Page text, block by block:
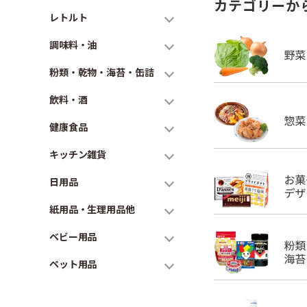
レトルト
調味料・油
粉類・乾物・海苔・缶詰
飲料・酒
健康食品
キッチン雑貨
日用品
紙用品・生理用品他
ベビー用品
ペット用品
カテゴリーか